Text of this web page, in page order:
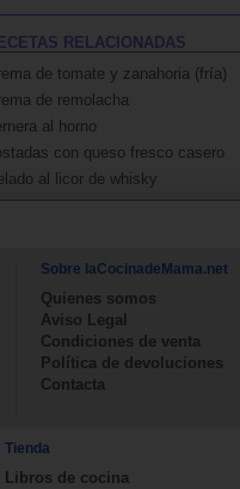
RELACIONADAS
de tomate y zanahoria (fría)
de remolacha
al horno
con queso fresco casero
al licor de whisky
Sobre laCocinadeMama.net
Quienes somos
Aviso Legal
Condiciones de venta
Política de devoluciones
Contacta
Tienda
Libros de cocina